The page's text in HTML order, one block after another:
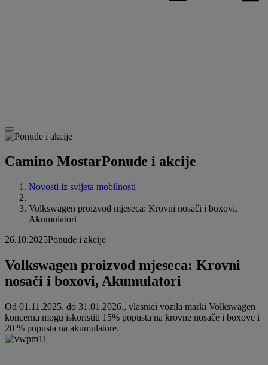
Camino MostarPonude i akcije
Novosti iz svijeta mobilnosti
Volkswagen proizvod mjeseca: Krovni nosači i boxovi,
Akumulatori
26.10.2025Ponude i akcije
Volkswagen proizvod mjeseca: Krovni
nosači i boxovi, Akumulatori
Od 01.11.2025. do 31.01.2026., vlasnici vozila marki Volkswagen
koncerna mogu iskoristiti 15% popusta na krovne nosače i boxove i
20 % popusta na akumulatore.